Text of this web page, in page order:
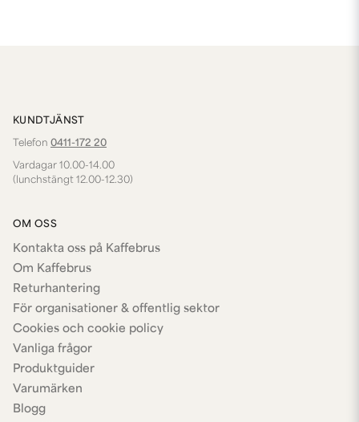
KUNDTJÄNST
Telefon 0411-172 20
Vardagar 10.00-14.00
(lunchstängt 12.00-12.30)
OM OSS
Kontakta oss på Kaffebrus
Om Kaffebrus
Returhantering
För organisationer & offentlig sektor
Cookies och cookie policy
Vanliga frågor
Produktguider
Varumärken
Blogg